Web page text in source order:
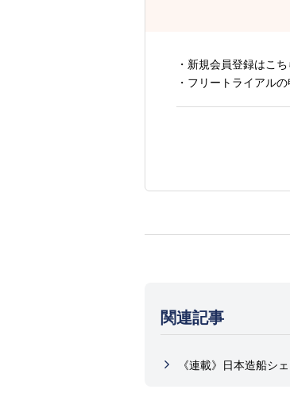
・新規会員登録はこ
・フリートライアル
関連記事
《連載》日本造船シ